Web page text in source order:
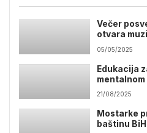
Večer
otvara
proljeća
05/05/2025
Edukacija
21/08/2025
Mostarke
baštinu